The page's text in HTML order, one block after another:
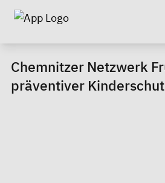
Chemnitzer Netzwerk
präventiver